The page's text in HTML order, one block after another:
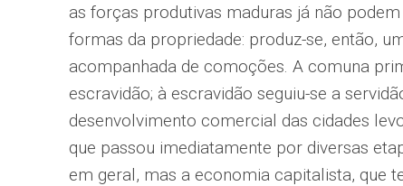
as forças produtivas maduras já não
formas da propriedade: produz-se, então,
acompanhada de comoções. A comuna
escravidão; à escravidão seguiu-se a
desenvolvimento comercial das cidades
que passou imediatamente por diversas
em geral, mas a economia capitalista, que